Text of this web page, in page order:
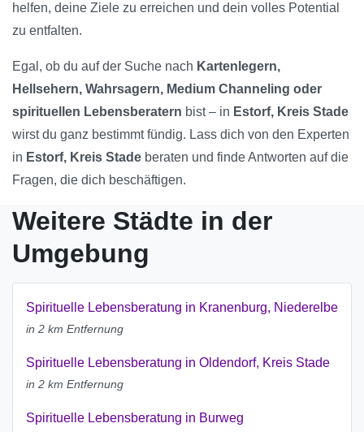
helfen, deine Ziele zu erreichen und dein volles Potential
zu entfalten.
Egal, ob du auf der Suche nach Kartenlegern,
Hellsehern, Wahrsagern, Medium Channeling oder
spirituellen Lebensberatern bist – in Estorf, Kreis Stade
wirst du ganz bestimmt fündig. Lass dich von den Experten
in Estorf, Kreis Stade beraten und finde Antworten auf die
Fragen, die dich beschäftigen.
Weitere Städte in der
Umgebung
Spirituelle Lebensberatung in Kranenburg, Niederelbe
in 2 km Entfernung
Spirituelle Lebensberatung in Oldendorf, Kreis Stade
in 2 km Entfernung
Spirituelle Lebensberatung in Burweg